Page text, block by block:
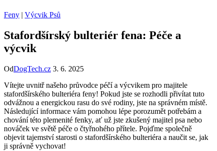
Feny | Výcvik Psů
Stafordšírský bulteriér fena: Péče a
výcvik
OdDogTech.cz 3. 6. 2025
Vítejte uvnitř našeho průvodce péčí a výcvikem pro majitele
stafordšírského bulteriéra feny! Pokud jste se rozhodli přivítat tuto
odvážnou a energickou rasu do své rodiny, jste na správném místě.
Následující informace vám pomohou lépe porozumět potřebám a
chování této plemenité fenky, ať už jste zkušený majitel psa nebo
nováček ve světě péče o čtyřnohého přítele. Pojďme společně
objevit tajemství starosti o stafordšírského bulteriéra a naučit se, jak
ji správně vychovat!